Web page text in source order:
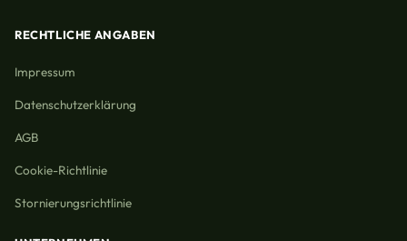
RECHTLICHE ANGABEN
Impressum
Datenschutzerklärung
AGB
Cookie-Richtlinie
Stornierungsrichtlinie